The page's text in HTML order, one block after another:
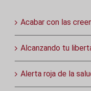
Acabar con las
Alcanzando tu
Alerta roja de la